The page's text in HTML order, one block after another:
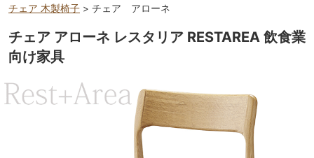
チェア 木製椅子 > チェア アローネ
チェア アローネ レスタリア RESTAREA 飲食業
向け家具